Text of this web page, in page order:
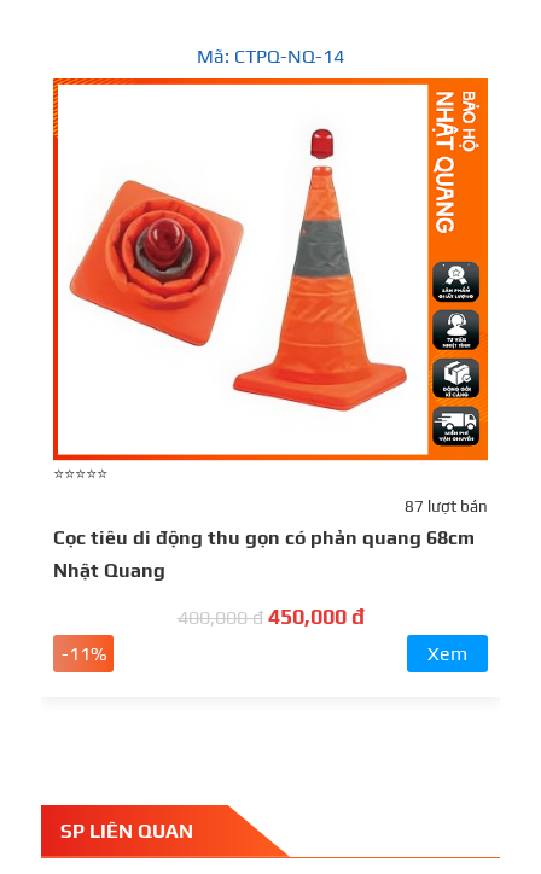
Mã: CTPQ-NQ-14
⭐⭐⭐⭐⭐
87 lượt bán
Cọc tiêu di động thu gọn có phản quang 68cm
Nhật Quang
400,000 đ 450,000 đ
-11% Xem
SP LIÊN QUAN